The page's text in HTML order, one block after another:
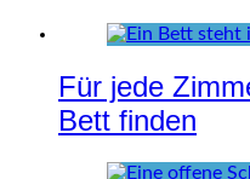
Für jede
Bett finden